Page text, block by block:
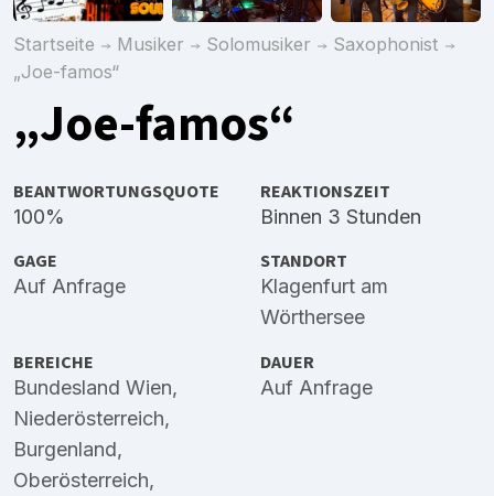
Startseite Musiker Solomusiker
Saxophonist
„Joe-famos“
„Joe-famos“
BEANTWORTUNGSQUOTE
100%
REAKTIONSZEIT
Binnen 3 Stunden
GAGE
Auf Anfrage
STANDORT
Klagenfurt am
Wörthersee
BEREICHE
Bundesland Wien,
Niederösterreich,
Burgenland,
Oberösterreich,
DAUER
Auf Anfrage